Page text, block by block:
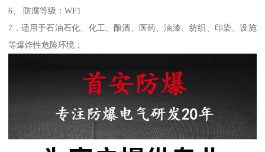
6、 防腐等级：WF1
7．适用于石油石化、化工、酿酒、医药、油漆、纺织、印染、设施
等爆炸性危险环境；